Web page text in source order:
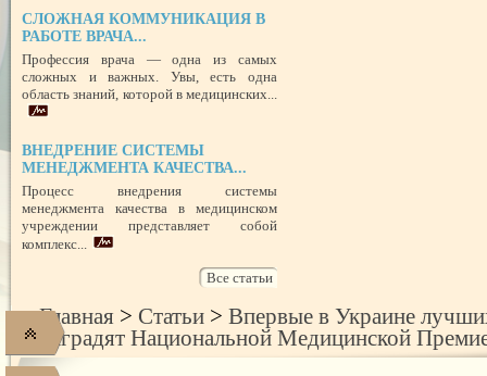
ПОТРЕБИТЕЛЬСКИЙ ЭКСТРЕМИЗМ
ПЕРЕГОРЕЛО, или ЧЕМ ГРОЗИТ ЭМОЦИОНАЛЬНОЕ
УСПЕШНЫЙ ДЕБЮТ «ШКОЛЫ АДМИНИСТРАТОРОВ
ЦЕЛЕПОЛАГАНИЕ, или КАК ПРАВИЛЬНО СТАВИТЬ ЦЕЛИ И
ИХ
РОЛЬ МЕДИЦИНСКОЙ ДОКУМЕНТАЦИИ КАК
ГРАЖДАНСКОМ И УГОЛОВНОМ СУДОПРОИЗВОДСТВЕ
СЛОЖНАЯ КОММУНИКАЦИЯ В
РАБОТЕ ВРАЧА...
Профессия врача — одна из самых
сложных и важных. Увы, есть одна
область знаний, которой в медицинских...
ВНЕДРЕНИЕ СИСТЕМЫ
МЕНЕДЖМЕНТА КАЧЕСТВА...
Процесс внедрения системы
менеджмента качества в медицинском
учреждении представляет собой
комплекс...
Все статьи
Главная > Статьи > Впервые в Украине
наградят Национальной Медицинской